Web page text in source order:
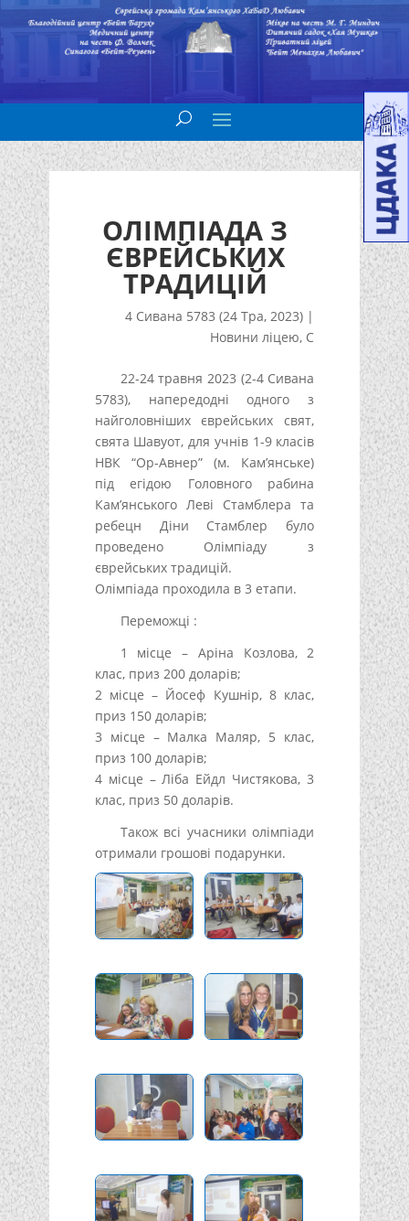
ОЛІМПІАДА З
ЄВРЕЙСЬКИХ
ТРАДИЦІЙ
4 Сивана 5783 (24 Тра, 2023) |
Новини ліцею, С
22-24 травня 2023 (2-4 Сивана
5783), напередодні одного з
найголовніших єврейських свят,
свята Шавуот, для учнів 1-9 класів
НВК “Ор-Авнер” (м. Кам’янське)
під егідою Головного рабина
Кам’янського Леві Стамблера та
ребецн Діни Стамблер було
проведено Олімпіаду з
єврейських традицій.
Олімпіада проходила в 3 етапи.
Переможці :
1 місце – Аріна Козлова, 2
клас, приз 200 доларів;
2 місце – Йосеф Кушнір, 8 клас,
приз 150 доларів;
3 місце – Малка Маляр, 5 клас,
приз 100 доларів;
4 місце – Ліба Ейдл Чистякова, 3
клас, приз 50 доларів.
Також всі учасники олімпіади
отримали грошові подарунки.